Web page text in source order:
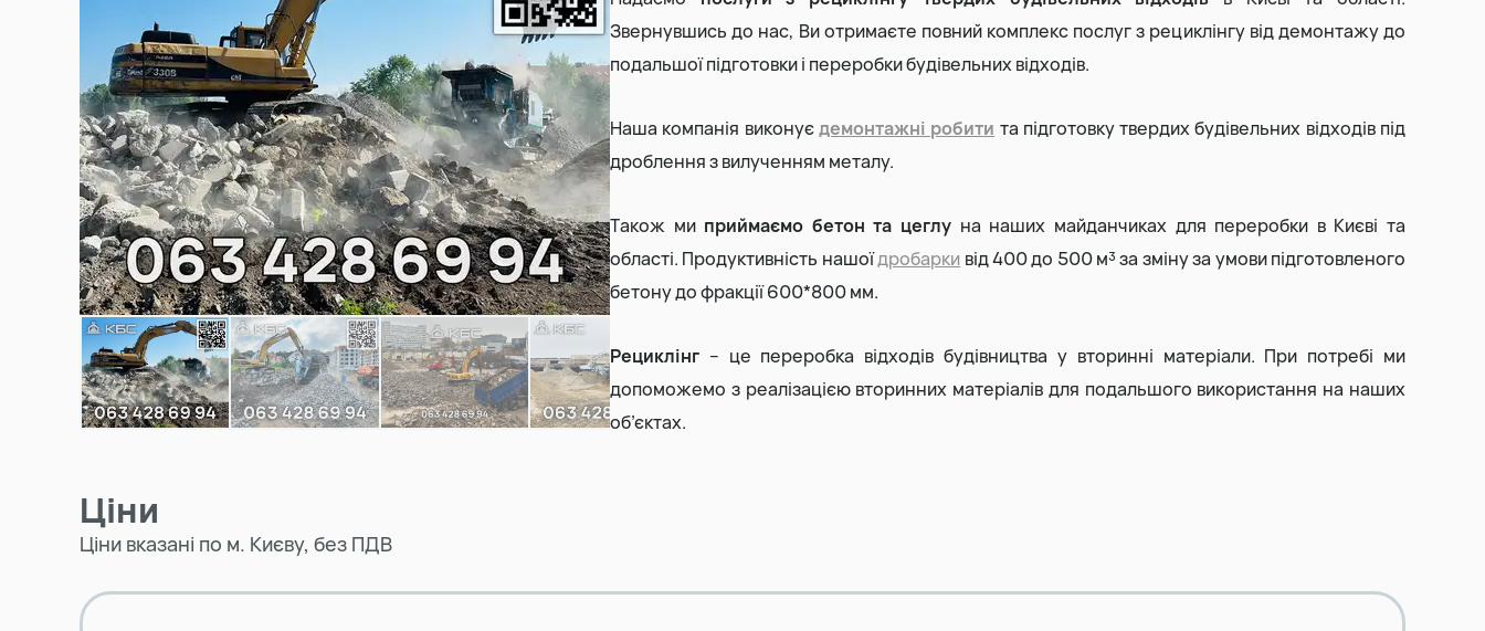
Земляні роботи
Звернувшись до нас, Ви отримаєте повний комплекс послуг з рециклінгу від демонтажу до
подальшої підготовки і переробки будівельних відходів.
Наша компанія виконуєдемонтажні робити та підготовку твердих будівельних відходів під
дроблення з вилученням металу.
Також ми приймаємо бетон та цеглу на наших майданчиках для переробки в Києві та
області. Продуктивність нашоїдробарки від 400 до 500 м³ за зміну за умови підготовленого
бетону до фракції 600*800 мм.
Рециклінг – це переробка відходів будівництва у вторинні матеріали. При потребі ми
допоможемо з реалізацією вторинних матеріалів для подальшого використання на наших
об’єктах.
Ціни
Ціни вказані по м. Києву, без ПДВ